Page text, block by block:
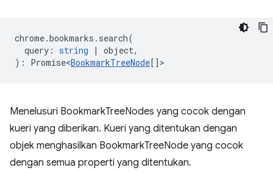
chrome.bookmarks . search(
query : string | object,
) : Promise<BookmarkTreeNode [] >
Menelusuri BookmarkTreeNodes yang cocok dengan
kueri yang diberikan. Kueri yang ditentukan dengan
objek menghasilkan BookmarkTreeNode yang cocok
dengan semua properti yang ditentukan.